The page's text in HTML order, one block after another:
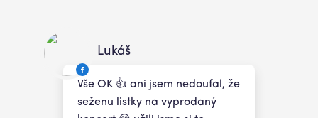
Lukáš
Vše OK 👍 ani jsem nedoufal, že
seženu listky na vyprodaný